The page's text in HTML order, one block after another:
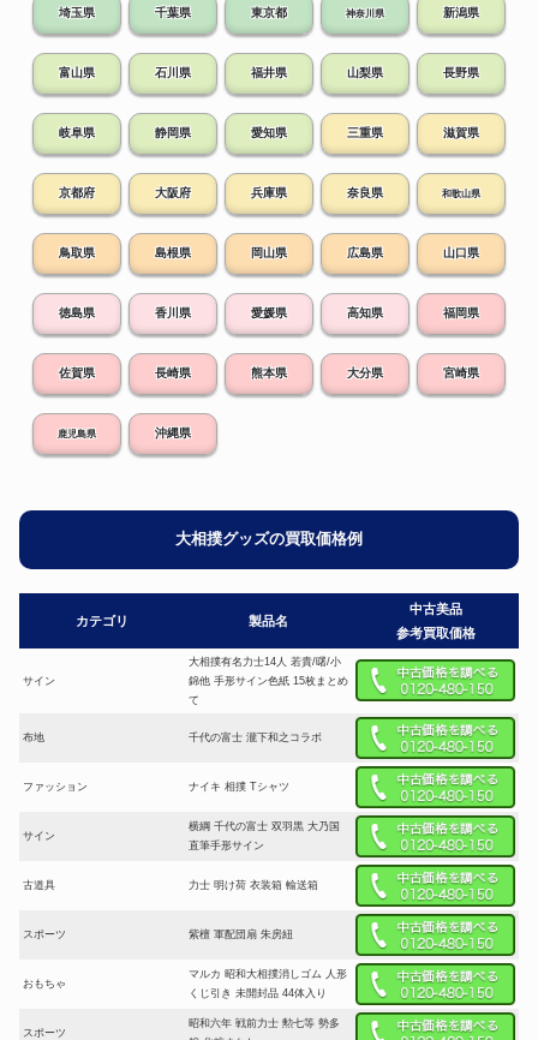
埼玉県 千葉県 東京都 神奈川県 新潟県
富山県 石川県 福井県 山梨県 長野県
岐阜県 静岡県 愛知県 三重県 滋賀県
京都府 大阪府 兵庫県 奈良県 和歌山県
鳥取県 島根県 岡山県 広島県 山口県
徳島県 香川県 愛媛県 高知県 福岡県
佐賀県 長崎県 熊本県 大分県 宮崎県
鹿児島県 沖縄県
大相撲グッズの買取価格例
カテゴリ 製品名
中古美品
参考買取価格
サイン
大相撲有名力士14人 若貴/曙/小
錦他 手形サイン色紙 15枚まとめ
て
布地 千代の富士 瀧下和之コラボ
ファッション ナイキ 相撲 Tシャツ
サイン
横綱 千代の富士 双羽黒 大乃国
直筆手形サイン
古道具 力士 明け荷 衣装箱 輸送箱
スポーツ 紫檀 軍配団扇 朱房紐
おもちゃ
マルカ 昭和大相撲消しゴム 人形
くじ引き 未開封品 44体入り
スポーツ
昭和六年 戦前力士 勲七等 勢多